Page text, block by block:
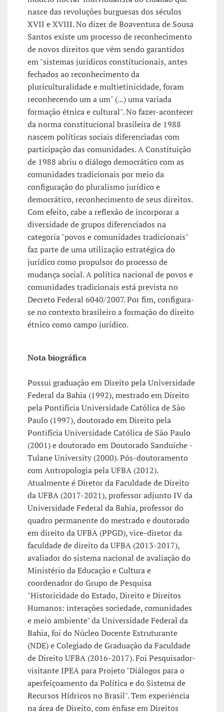
nasce das revoluções burguesas dos séculos
XVII e XVIII. No dizer de Boaventura de Sousa
Santos existe um processo de reconhecimento
de novos direitos que vêm sendo garantidos
em "sistemas jurídicos constitucionais, antes
fechados ao reconhecimento da
pluriculturalidade e multietinicidade, foram
reconhecendo um a um" (...) uma variada
formação étnica e cultural". No fazer-acontecer
da norma constitucional brasileira de 1988
nascem políticas sociais diferenciadas com
participação das comunidades. A Constituição
de 1988 abriu o diálogo democrático com as
comunidades tradicionais por meio da
configuração do pluralismo jurídico e
democrático, reconhecimento de seus direitos.
Com efeito, cabe a reflexão de incorporar a
diversidade de grupos diferenciados na
categoria "povos e comunidades tradicionais"
faz parte de uma utilização estratégica do
jurídico como propulsor do processo de
mudança social. A política nacional de povos e
comunidades tradicionais está prevista no
Decreto Federal 6040/2007. Por fim, configura-
se no contexto brasileiro a formação do direito
étnico como campo jurídico.
Nota biográfica
Possui graduação em Direito pela Universidade
Federal da Bahia (1992), mestrado em Direito
pela Pontifícia Universidade Católica de São
Paulo (1997), doutorado em Direito pela
Pontifícia Universidade Católica de São Paulo
(2001) e doutorado em Doutorado Sanduíche -
Tulane University (2000). Pós-doutoramento
com Antropologia pela UFBA (2012).
Atualmente é Diretor da Faculdade de Direito
da UFBA (2017-2021), professor adjunto IV da
Universidade Federal da Bahia, professor do
quadro permanente do mestrado e doutorado
em direito da UFBA (PPGD), vice-diretor da
faculdade de direito da UFBA (2013-2017),
avaliador do sistema nacional de avaliação do
Ministério da Educação e Cultura e
coordenador do Grupo de Pesquisa
"Historicidade do Estado, Direito e Direitos
Humanos: interações sociedade, comunidades
e meio ambiente" da Universidade Federal da
Bahia, foi do Núcleo Docente Estruturante
(NDE) e Colegiado de Graduação da Faculdade
de Direito UFBA (2016-2017). Foi Pesquisador-
visitante IPEA para Projeto "Diálogos para o
aperfeiçoamento da Política e do Sistema de
Recursos Hídricos no Brasil". Tem experiência
na área de Direito, com ênfase em Direitos